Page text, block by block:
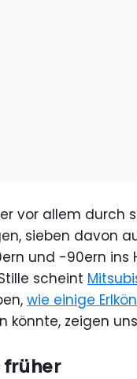
vor allem durch
sieben davon
und -90ern
scheint
wie einige
könnte, zeigen
früher